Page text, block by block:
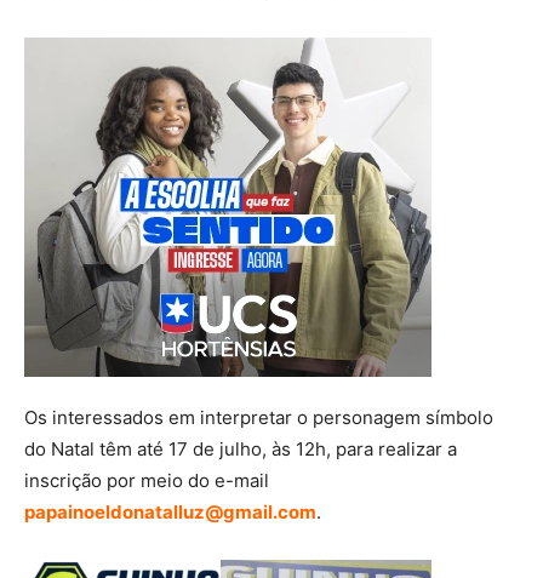
Os interessados em interpretar o personagem símbolo
do Natal têm até 17 de julho, às 12h, para realizar a
inscrição por meio do e-mail
papainoeldonatalluz@gmail.com.